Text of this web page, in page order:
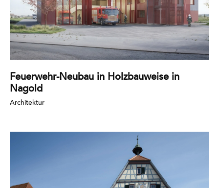
Feuerwehr-Neubau in Holzbauweise in
Nagold
Architektur